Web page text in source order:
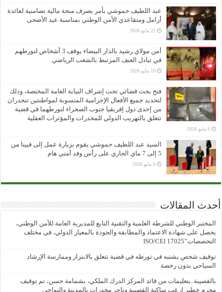
عبد اللطيف حموشي يأمر بصرف منحة مالية تضامنية لفائدة
أرامل ومتقاعدي الأمن الوطني بمناسبة عيد الأضحى
22 مايو 2026
أمن مولاي رشيد بالدار البيضاء يوقف 3 أشخاص لتورطهم
في تبادل العنف المرتبط بالشغب الرياضي.
10 مايو 2026
فتح بحث قضائي تحت إشراف النيابة العامة المختصة، وذلك
لتحديد جميع الأفعال الإجرامية المنسوبة لمواطنتين تنحدران
من إحدى دول إفريقيا جنوب الصحراء لتورطهما في قضية
تتعلق بالتهريب الدولي للمخدرات والمؤثرات العقلية
6 مايو 2026
السيد عبد اللطيف حموشي يقوم بزيارة عمل إلى فيينا من
5 إلى 7 ماي الجاري على رأس وفد أمني هام
6 مايو 2026
أحدث المقالات
المختبر الوطني للشرطة العلمية والتقنية التابع للمديرية العامة للأمن الوطني،
يحصل على شهادة الاعتماد والمطابقة والجودة بالمعيار الدولي، في مختلف
التخصصات”ISO/CEI 17025
توقيف شخص يشتبه في تورطه في قضية تتعلق بالابتزاز وممارسة الإرشاد
السياحي بدون رخصة
بالقصيبة..بتعليمات من قائد المركز الدرك الملكي، بشمامة حسن، تم توقيف
مجرم خطير ارعب ساكنة القصيبة وتاجر مخدرات بالمدينة والنواحي